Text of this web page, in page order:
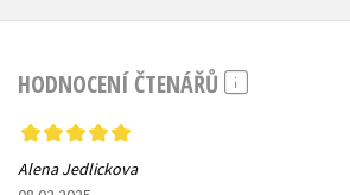
HODNOCENÍ ČTENÁŘŮ
Alena Jedlickova